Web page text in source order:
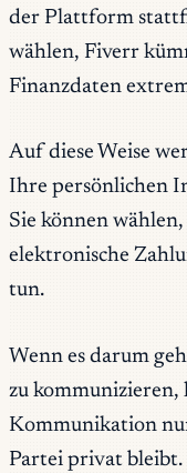
der Plattform
wählen, Fiverr
Finanzdaten
Auf diese Weise
Ihre persönlichen
Sie können
elektronische
tun.
Wenn es darum
zu kommunizieren,
Kommunikation
Partei privat bleibt.